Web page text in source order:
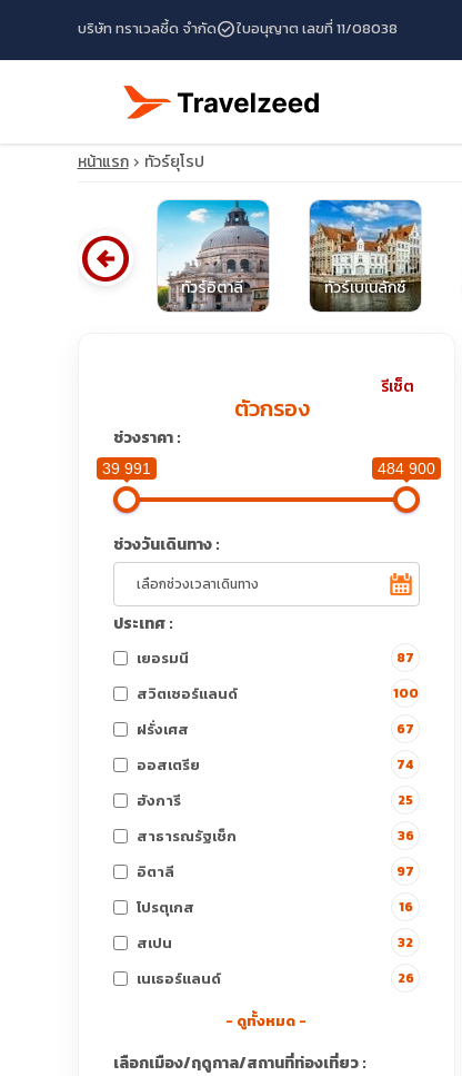
บริษัท ทราเวลซี้ด จำกัดcheck_circleใบอนุญาต เลขที่ 11/08038
หน้าแรก ทัวร์ยุโรป
ทัวร์อิตาลี ทัวร์เบเนลักซ์
arrow_circle_left
รีเซ็ต
ตัวกรอง
ช่วงราคา :
39 991 484 900
ช่วงวันเดินทาง :
ประเทศ :
เยอรมนี 87
สวิตเซอร์แลนด์ 100
ฝรั่งเศส 67
ออสเตรีย 74
ฮังการี 25
สาธารณรัฐเช็ก 36
อิตาลี 97
โปรตุเกส 16
สเปน 32
เนเธอร์แลนด์ 26
- ดูทั้งหมด -
เลือกเมือง/ฤดูกาล/สถานที่ท่องเที่ยว :